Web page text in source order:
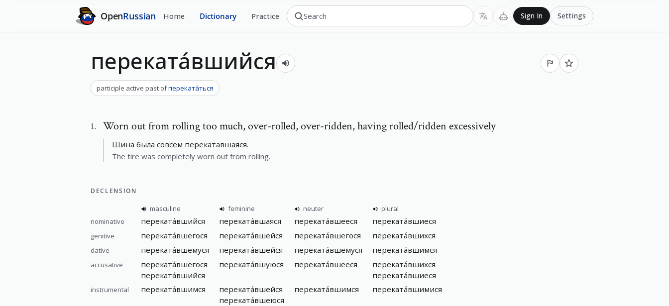
OpenRussian Home Dictionary Practice Sign In Settings
переката́вшийся
participle active past ofпереката́ться
1. Worn out from rolling too much,over-rolled, over-ridden, having rolled/ridden excessively
Шина была совсем перекатавшаяся.
The tire was completely worn out from rolling.
DECLENSION
masculine feminine neuter
plural
nominative
переката́вшийся переката́вшаяся переката́вшееся переката́вшиеся
genitive переката́вшегося переката́вшейся переката́вшегося переката́вшихся
dative переката́вшемуся переката́вшейся переката́вшемуся переката́вшимся
accusative
переката́вшегося
переката́вшийся
переката́вшуюся переката́вшееся
переката́вшихся
переката́вшиеся
instrumental переката́вшимся
переката́вшейся
переката́вшеюся
переката́вшимся переката́вшимися